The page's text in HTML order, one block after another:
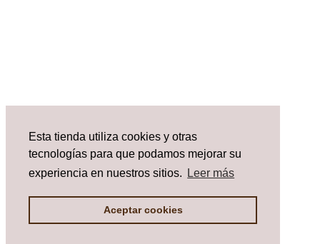
Esta tienda utiliza cookies y otras
tecnologías para que podamos mejorar su
experiencia en nuestros sitios.
Leer más
Aceptar cookies